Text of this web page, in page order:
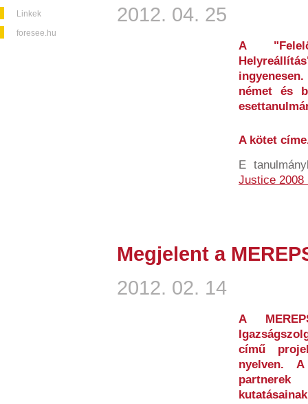
Linkek
foresee.hu
2012. 04. 25
A
német és
A kötet
E
Justice 2008
Megjelent a
2012. 02. 14
A
című
nyelven.
partnerek